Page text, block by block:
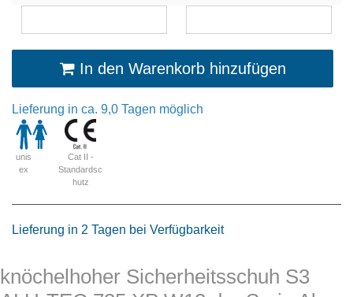
In den Warenkorb hinzufügen
Lieferung in ca. 9,0 Tagen möglich
unis
ex
Cat II -
Standardsc
hutz
Lieferung in 2 Tagen bei Verfügbarkeit
knöchelhoher Sicherheitsschuh S3